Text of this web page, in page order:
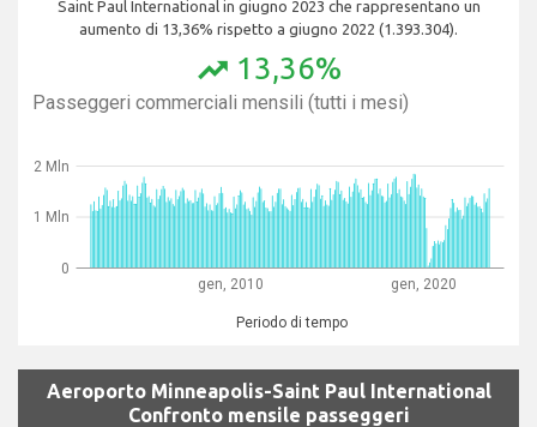
Saint Paul International in giugno 2023 che rappresentano un
aumento di 13,36% rispetto a giugno 2022 (1.393.304).
trending_up 13,36%
Passeggeri commerciali mensili (tutti i mesi)
gen, 2010 gen, 2020
Periodo di tempo
0
1 Mln
2 Mln
Aeroporto Minneapolis-Saint Paul International
Confronto mensile passeggeri